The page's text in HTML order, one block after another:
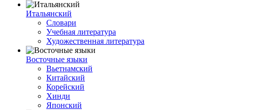
Итальянский
Словари
Учебная литература
Художественная литература
Восточные языки
Вьетнамский
Китайский
Корейский
Хинди
Японский